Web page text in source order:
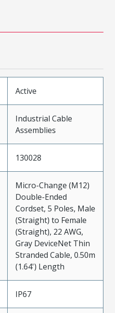
Active
Industrial Cable
Assemblies
130028
Micro-Change (M12)
Double-Ended
Cordset, 5 Poles, Male
(Straight) to Female
(Straight), 22 AWG,
Gray DeviceNet Thin
Stranded Cable, 0.50m
(1.64') Length
IP67